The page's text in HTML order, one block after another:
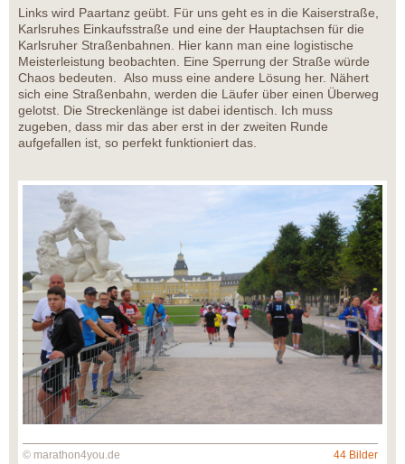
Links wird Paartanz geübt. Für uns geht es in die Kaiserstraße,
Karlsruhes Einkaufsstraße und eine der Hauptachsen für die
Karlsruher Straßenbahnen. Hier kann man eine logistische
Meisterleistung beobachten. Eine Sperrung der Straße würde
Chaos bedeuten. Also muss eine andere Lösung her. Nähert
sich eine Straßenbahn, werden die Läufer über einen Überweg
gelotst. Die Streckenlänge ist dabei identisch. Ich muss
zugeben, dass mir das aber erst in der zweiten Runde
aufgefallen ist, so perfekt funktioniert das.
© marathon4you.de 44 Bilder